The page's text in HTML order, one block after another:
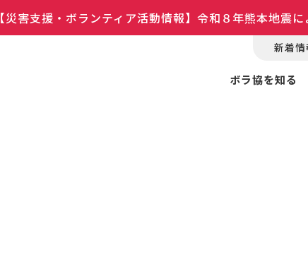
【災害支援・ボランティア活動情報】令和８年熊本地震
新着情
ボラ協を知る